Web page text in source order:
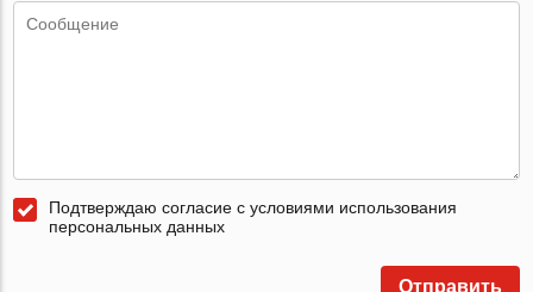
Подтверждаю согласие с условиями использования
персональных данных
Отправить